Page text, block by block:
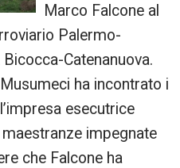
Marco Falcone al
Palermo-
Catenanuova.
ha incontrato i
esecutrice
impegnate
che Falcone ha